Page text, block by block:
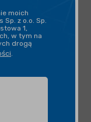
moich
Sp. z o.o. Sp.
1,
w tym na
drogą
.